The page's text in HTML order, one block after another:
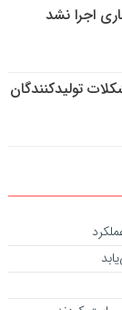
اجرا نشد
تولیدکنندگان